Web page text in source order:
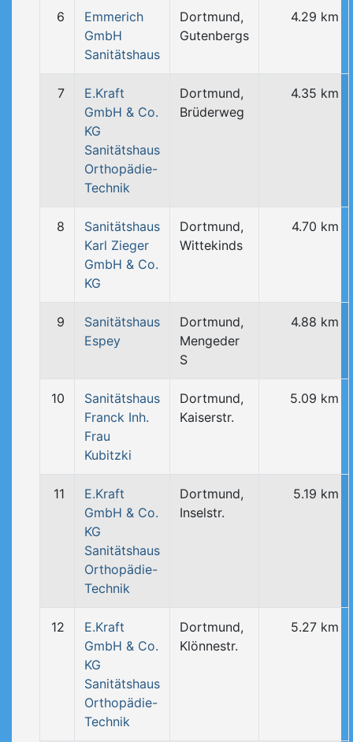
6
Emmerich
GmbH
Sanitätshaus
Dortmund,
Gutenbergs
4.29 km
7
E.Kraft
GmbH & Co.
KG
Sanitätshaus
Orthopädie-
Technik
Dortmund,
Brüderweg
4.35 km
8
Sanitätshaus
Karl Zieger
GmbH & Co.
KG
Dortmund,
Wittekinds
4.70 km
9
Sanitätshaus
Espey
Dortmund,
Mengeder
S
4.88 km
10
Sanitätshaus
Franck Inh.
Frau
Kubitzki
Dortmund,
Kaiserstr.
5.09 km
11
E.Kraft
GmbH & Co.
KG
Sanitätshaus
Orthopädie-
Technik
Dortmund,
Inselstr.
5.19 km
12
E.Kraft
GmbH & Co.
KG
Sanitätshaus
Orthopädie-
Technik
Dortmund,
Klönnestr.
5.27 km